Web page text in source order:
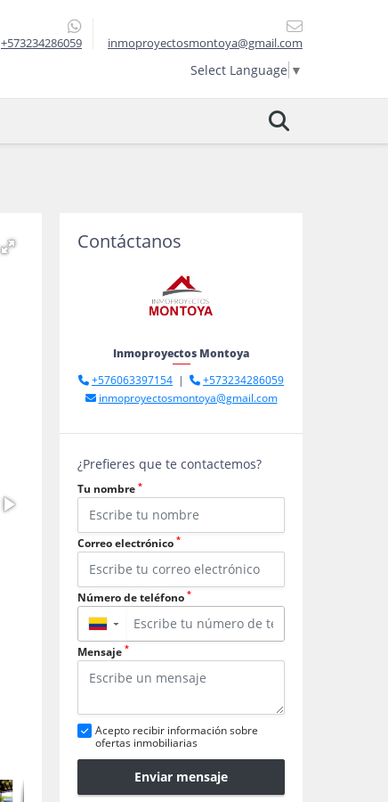
+573234286059 inmoproyectosmontoya@gmail.com
Select Language ▼
Contáctanos
Inmoproyectos Montoya
+576063397154 |
+573234286059
inmoproyectosmontoya@gmail.com
¿Prefieres que te contactemos?
Tu nombre *
Correo electrónico *
Número de teléfono *
▼
Mensaje *
Acepto recibir información sobre
ofertas inmobiliarias
Enviar mensaje